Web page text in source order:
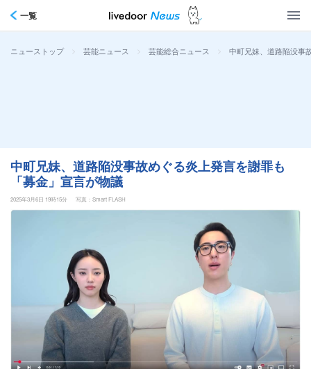
一覧
ニューストップ > 芸能ニュース > 芸能総合ニュース > 中町兄妹、道路陥没事
中町兄妹、道路陥没事故めぐる炎上発言を謝罪も
「募金」宣言が物議
2025年3月6日 19時15分 写真：Smart FLASH